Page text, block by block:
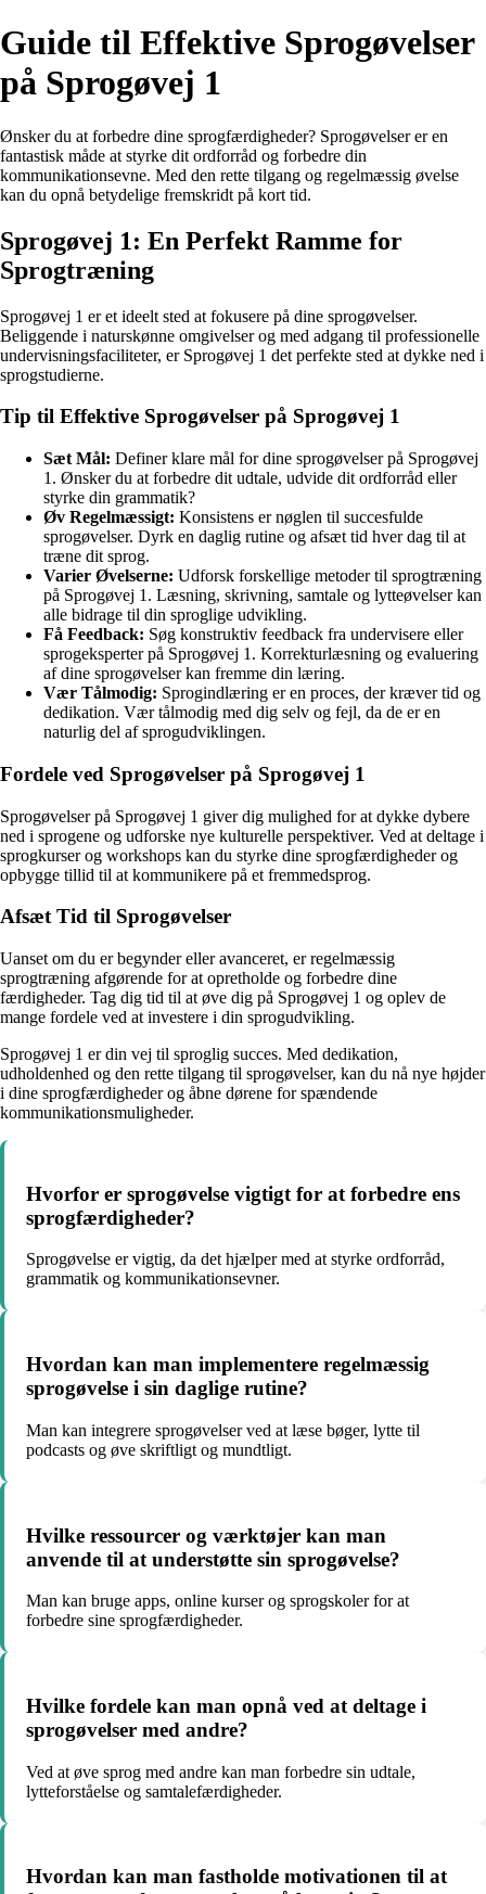
Guide til Effektive Sprogøvelser
på Sprogøvej 1
Ønsker du at forbedre dine sprogfærdigheder? Sprogøvelser er en
fantastisk måde at styrke dit ordforråd og forbedre din
kommunikationsevne. Med den rette tilgang og regelmæssig øvelse
kan du opnå betydelige fremskridt på kort tid.
Sprogøvej 1: En Perfekt Ramme for
Sprogtræning
Sprogøvej 1 er et ideelt sted at fokusere på dine sprogøvelser.
Beliggende i naturskønne omgivelser og med adgang til professionelle
undervisningsfaciliteter, er Sprogøvej 1 det perfekte sted at dykke ned i
sprogstudierne.
Tip til Effektive Sprogøvelser på Sprogøvej 1
Sæt Mål: Definer klare mål for dine sprogøvelser på Sprogøvej
1. Ønsker du at forbedre dit udtale, udvide dit ordforråd eller
styrke din grammatik?
Øv Regelmæssigt: Konsistens er nøglen til succesfulde
sprogøvelser. Dyrk en daglig rutine og afsæt tid hver dag til at
træne dit sprog.
Varier Øvelserne: Udforsk forskellige metoder til sprogtræning
på Sprogøvej 1. Læsning, skrivning, samtale og lytteøvelser kan
alle bidrage til din sproglige udvikling.
Få Feedback: Søg konstruktiv feedback fra undervisere eller
sprogeksperter på Sprogøvej 1. Korrekturlæsning og evaluering
af dine sprogøvelser kan fremme din læring.
Vær Tålmodig: Sprogindlæring er en proces, der kræver tid og
dedikation. Vær tålmodig med dig selv og fejl, da de er en
naturlig del af sprogudviklingen.
Fordele ved Sprogøvelser på Sprogøvej 1
Sprogøvelser på Sprogøvej 1 giver dig mulighed for at dykke dybere
ned i sprogene og udforske nye kulturelle perspektiver. Ved at deltage i
sprogkurser og workshops kan du styrke dine sprogfærdigheder og
opbygge tillid til at kommunikere på et fremmedsprog.
Afsæt Tid til Sprogøvelser
Uanset om du er begynder eller avanceret, er regelmæssig
sprogtræning afgørende for at opretholde og forbedre dine
færdigheder. Tag dig tid til at øve dig på Sprogøvej 1 og oplev de
mange fordele ved at investere i din sprogudvikling.
Sprogøvej 1 er din vej til sproglig succes. Med dedikation,
udholdenhed og den rette tilgang til sprogøvelser, kan du nå nye højder
i dine sprogfærdigheder og åbne dørene for spændende
kommunikationsmuligheder.
Hvorfor er sprogøvelse vigtigt for at forbedre ens
sprogfærdigheder?
Sprogøvelse er vigtig, da det hjælper med at styrke ordforråd,
grammatik og kommunikationsevner.
Hvordan kan man implementere regelmæssig
sprogøvelse i sin daglige rutine?
Man kan integrere sprogøvelser ved at læse bøger, lytte til
podcasts og øve skriftligt og mundtligt.
Hvilke ressourcer og værktøjer kan man
anvende til at understøtte sin sprogøvelse?
Man kan bruge apps, online kurser og sprogskoler for at
forbedre sine sprogfærdigheder.
Hvilke fordele kan man opnå ved at deltage i
sprogøvelser med andre?
Ved at øve sprog med andre kan man forbedre sin udtale,
lytteforståelse og samtalefærdigheder.
Hvordan kan man fastholde motivationen til at